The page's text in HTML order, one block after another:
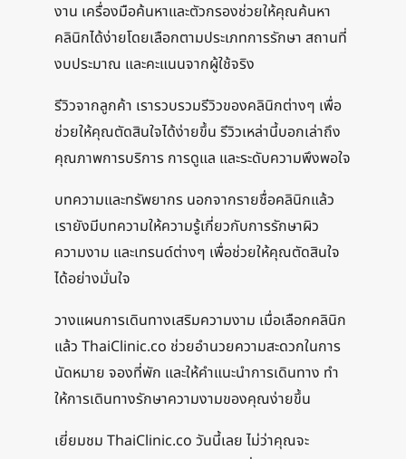
งาน เครื่องมือค้นหาและตัวกรองช่วยให้คุณค้นหา
คลินิกได้ง่ายโดยเลือกตามประเภทการรักษา สถานที่
งบประมาณ และคะแนนจากผู้ใช้จริง
รีวิวจากลูกค้า เรารวบรวมรีวิวของคลินิกต่างๆ เพื่อ
ช่วยให้คุณตัดสินใจได้ง่ายขึ้น รีวิวเหล่านี้บอกเล่าถึง
คุณภาพการบริการ การดูแล และระดับความพึงพอใจ
บทความและทรัพยากร นอกจากรายชื่อคลินิกแล้ว
เรายังมีบทความให้ความรู้เกี่ยวกับการรักษาผิว
ความงาม และเทรนด์ต่างๆ เพื่อช่วยให้คุณตัดสินใจ
ได้อย่างมั่นใจ
วางแผนการเดินทางเสริมความงาม เมื่อเลือกคลินิก
แล้ว ThaiClinic.co ช่วยอํานวยความสะดวกในการ
นัดหมาย จองที่พัก และให้คําแนะนําการเดินทาง ทํา
ให้การเดินทางรักษาความงามของคุณง่ายขึ้น
เยี่ยมชม ThaiClinic.co วันนี้เลย ไม่ว่าคุณจะ